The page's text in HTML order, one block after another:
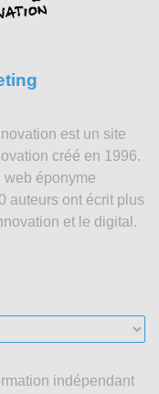
est un site
créé en 1996.
web éponyme
auteurs ont écrit plus
et le digital.
indépendant